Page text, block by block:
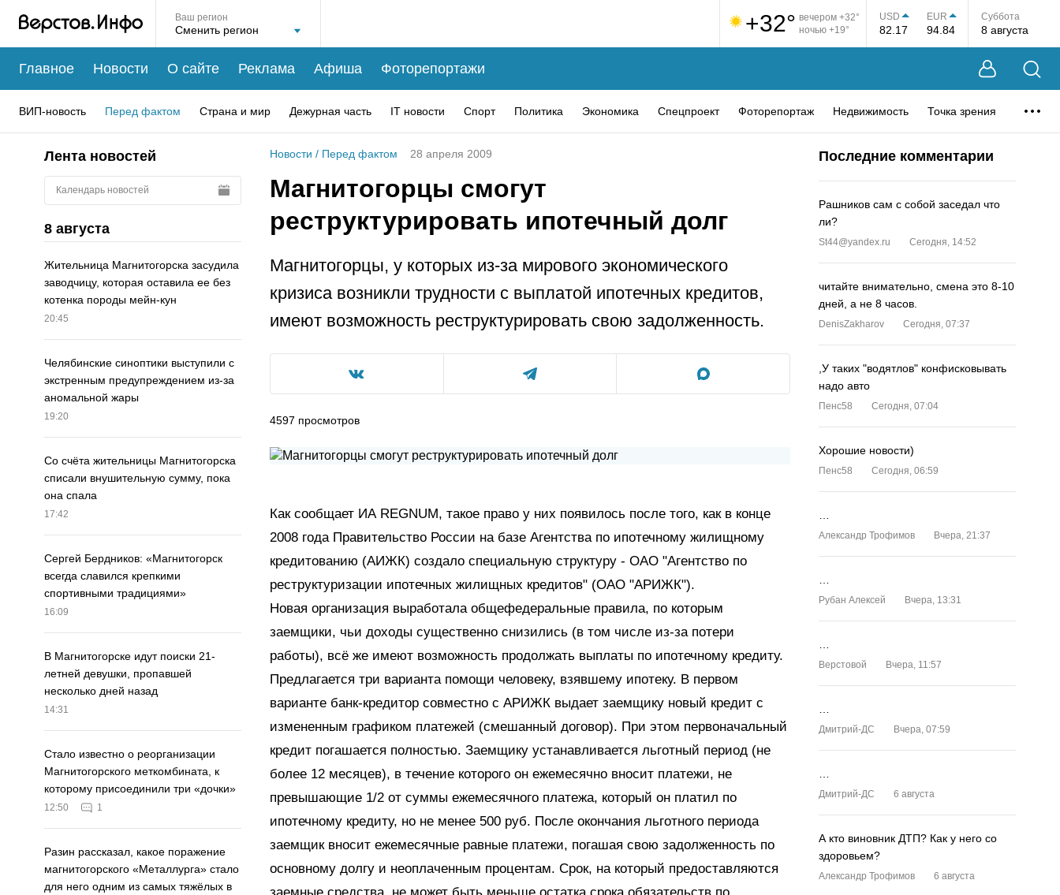
Ваш регион +32° вечером +32°
ночью +19°
USD
82.17
EUR
94.84
Суббота
8 августа
Главное Новости О сайте Реклама Афиша Фоторепортажи
ВИП-новость Перед фактом Страна и мир Дежурная часть IT новости Спорт Политика Экономика Спецпроект Фоторепортаж Недвижимость Точка зрения
Лента новостей
Календарь новостей
8 августа
Жительница Магнитогорска засудила
заводчицу, которая оставила ее без
котенка породы мейн-кун
20:45
Челябинские синоптики выступили с
экстренным предупреждением из-за
аномальной жары
19:20
Со счёта жительницы Магнитогорска
списали внушительную сумму, пока
она спала
17:42
Сергей Бердников: «Магнитогорск
всегда славился крепкими
спортивными традициями»
16:09
В Магнитогорске идут поиски 21-
летней девушки, пропавшей
несколько дней назад
14:31
Стало известно о реорганизации
Магнитогорского меткомбината, к
которому присоединили три «дочки»
12:50 1
Разин рассказал, какое поражение
магнитогорского «Металлурга» стало
для него одним из самых тяжёлых в
Новости / Перед фактом 28 апреля 2009
Магнитогорцы смогут
реструктурировать ипотечный долг
Магнитогорцы, у которых из-за мирового экономического
кризиса возникли трудности с выплатой ипотечных кредитов,
имеют возможность реструктурировать свою задолженность.
4597 просмотров
Как сообщает ИА REGNUM, такое право у них появилось после того, как в конце
2008 года Правительство России на базе Агентства по ипотечному жилищному
кредитованию (АИЖК) создало специальную структуру - ОАО "Агентство по
реструктуризации ипотечных жилищных кредитов" (ОАО "АРИЖК").
Новая организация выработала общефедеральные правила, по которым
заемщики, чьи доходы существенно снизились (в том числе из-за потери
работы), всё же имеют возможность продолжать выплаты по ипотечному кредиту.
Предлагается три варианта помощи человеку, взявшему ипотеку. В первом
варианте банк-кредитор совместно с АРИЖК выдает заемщику новый кредит с
измененным графиком платежей (смешанный договор). При этом первоначальный
кредит погашается полностью. Заемщику устанавливается льготный период (не
более 12 месяцев), в течение которого он ежемесячно вносит платежи, не
превышающие 1/2 от суммы ежемесячного платежа, который он платил по
ипотечному кредиту, но не менее 500 руб. После окончания льготного периода
заемщик вносит ежемесячные равные платежи, погашая свою задолженность по
основному долгу и неоплаченным процентам. Срок, на который предоставляются
Последние комментарии
Рашников сам с собой заседал что
ли?
St44@yandex.ru Сегодня, 14:52
читайте внимательно, смена это 8-10
дней, а не 8 часов.
DenisZakharov Сегодня, 07:37
,У таких "водятлов" конфисковывать
надо авто
Пенс58 Сегодня, 07:04
Хорошие новости)
Пенс58 Сегодня, 06:59
Александр Трофимов Вчера, 21:37
Рубан Алексей Вчера, 13:31
Верстовой Вчера, 11:57
Дмитрий-ДС Вчера, 07:59
Дмитрий-ДС 6 августа
А кто виновник ДТП? Как у него со
здоровьем?
Александр Трофимов 6 августа